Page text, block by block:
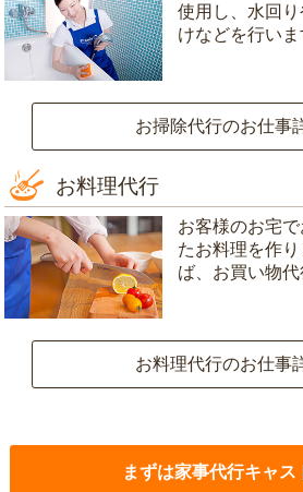
使用し、水回
けなどを行いま
お掃除代行のお仕事
お料理代行
お客様のお宅
たお料理を作
ば、お買い物代
お料理代行のお仕事
まずは家事代行キャス